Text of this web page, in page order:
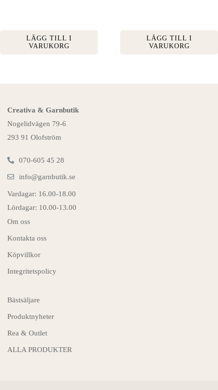
LÄGG TILL I
VARUKORG
LÄGG TILL I
VARUKORG
Creativa & Garnbutik
Nogelidvägen 79-6
293 91 Olofström
070-605 45 28
info@garnbutik.se
Vardagar: 16.00-18.00
Lördagar: 10.00-13.00
Om oss
Kontakta oss
Köpvillkor
Integritetspolicy
Bästsäljare
Produktnyheter
Rea & Outlet
ALLA PRODUKTER